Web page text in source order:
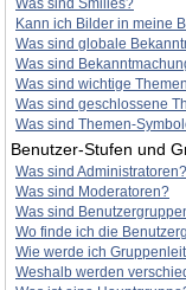
Was sind Smilies?
Kann ich Bilder in meine
Was sind globale
Was sind
Was sind wichtige
Was sind geschlossene
Was sind Themen-
Benutzer-Stufen und
Was sind Administratoren?
Was sind Moderatoren?
Was sind
Wo finde ich die
Wie werde ich
Weshalb werden